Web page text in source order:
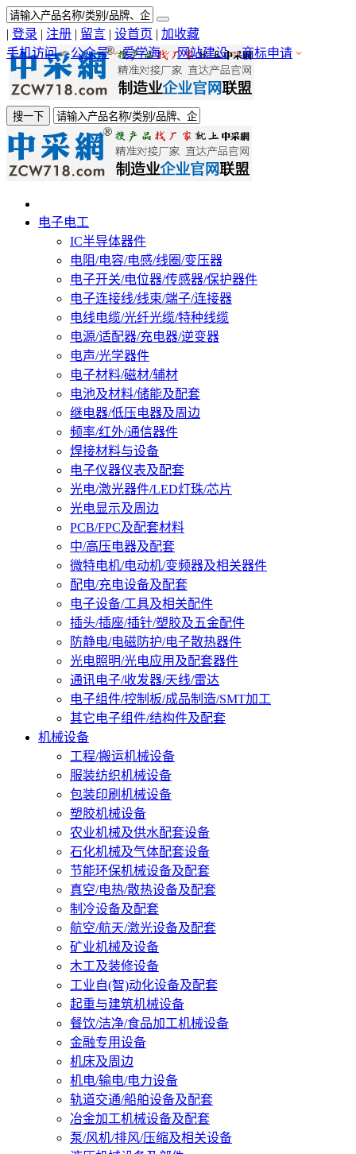
| 登录 | 注册 | 留言 | 设首页 | 加收藏
手机访问
公众号 爱学海 网站建设 商标申请
搜一下
电子电工
IC半导体器件
电阻/电容/电感/线圈/变压器
电子开关/电位器/传感器/保护器件
电子连接线/线束/端子/连接器
电线电缆/光纤光缆/特种线缆
电源/适配器/充电器/逆变器
电声/光学器件
电子材料/磁材/辅材
电池及材料/储能及配套
继电器/低压电器及周边
频率/红外/通信器件
焊接材料与设备
电子仪器仪表及配套
光电/激光器件/LED灯珠/芯片
光电显示及周边
PCB/FPC及配套材料
中/高压电器及配套
微特电机/电动机/变频器及相关器件
配电/充电设备及配套
电子设备/工具及相关配件
插头/插座/插针/塑胶及五金配件
防静电/电磁防护/电子散热器件
光电照明/光电应用及配套器件
通讯电子/收发器/天线/雷达
电子组件/控制板/成品制造/SMT加工
其它电子组件/结构件及配套
机械设备
工程/搬运机械设备
服装纺织机械设备
包装印刷机械设备
塑胶机械设备
农业机械及供水配套设备
石化机械及气体配套设备
节能环保机械设备及配套
真空/电热/散热设备及配套
制冷设备及配套
航空/航天/激光设备及配套
矿业机械及设备
木工及装修设备
工业自(智)动化设备及配套
起重与建筑机械设备
餐饮/洁净/食品加工机械设备
金融专用设备
机床及周边
机电/输电/电力设备
轨道交通/船舶设备及配套
冶金加工机械设备及配套
泵/风机/排风/压缩及相关设备